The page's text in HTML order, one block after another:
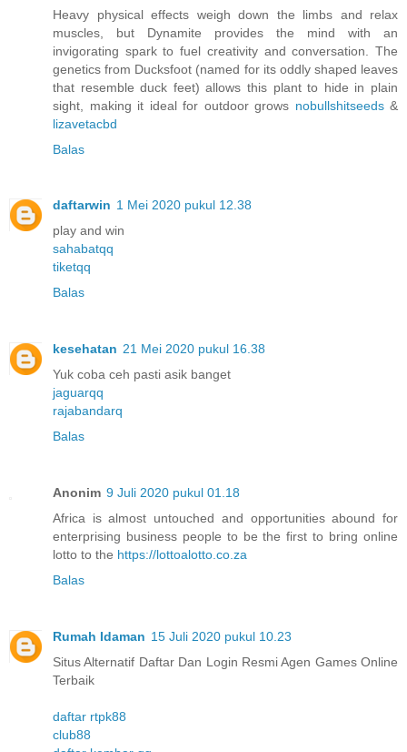
Heavy physical effects weigh down the limbs and relax
muscles, but Dynamite provides the mind with an
invigorating spark to fuel creativity and conversation. The
genetics from Ducksfoot (named for its oddly shaped leaves
that resemble duck feet) allows this plant to hide in plain
sight, making it ideal for outdoor grows nobullshitseeds&
lizavetacbd
Balas
daftarwin 1 Mei 2020 pukul 12.38
play and win
sahabatqq
tiketqq
Balas
kesehatan 21 Mei 2020 pukul 16.38
Yuk coba ceh pasti asik banget
jaguarqq
rajabandarq
Balas
Anonim 9 Juli 2020 pukul 01.18
Africa is almost untouched and opportunities abound for
enterprising business people to be the first to bring online
lotto to the https://lottoalotto.co.za
Balas
Rumah Idaman 15 Juli 2020 pukul 10.23
Situs Alternatif Daftar Dan Login Resmi Agen Games Online
Terbaik
daftar rtpk88
club88